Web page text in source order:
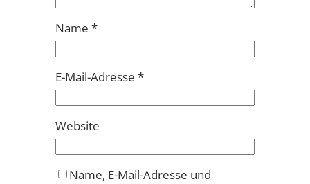
Name *
E-Mail-Adresse *
Website
Name, E-Mail-Adresse und